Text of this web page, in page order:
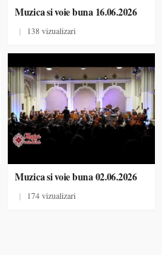
Muzica si voie buna 16.06.2026
| 138 vizualizari
Muzica si voie buna 02.06.2026
| 174 vizualizari